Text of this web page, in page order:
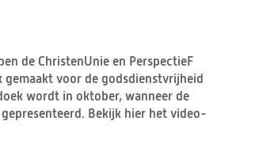
de ChristenUnie en PerspectieF
voor de godsdienstvrijheid
wordt in oktober, wanneer de
Bekijk hier het video-